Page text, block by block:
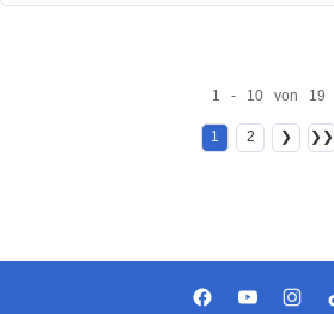
1 - 10 von 19
1 2 ❯ ❯❯